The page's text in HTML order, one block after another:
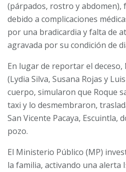
(párpados, rostro y abdomen),
debido a complicaciones
por una bradicardia y falta de
agravada por su condición de
En lugar de reportar el
(Lydia Silva, Susana Rojas y
cuerpo, simularon que Roque
taxi y lo desmembraron,
San Vicente Pacaya, Escuintla,
pozo.
El Ministerio Público (MP)
la familia, activando una alerta